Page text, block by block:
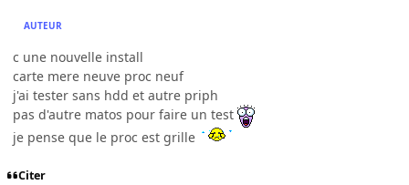
AUTEUR
c une nouvelle install
carte mere neuve proc neuf
j'ai tester sans hdd et autre priph
pas d'autre matos pour faire un test
je pense que le proc est grille
Citer